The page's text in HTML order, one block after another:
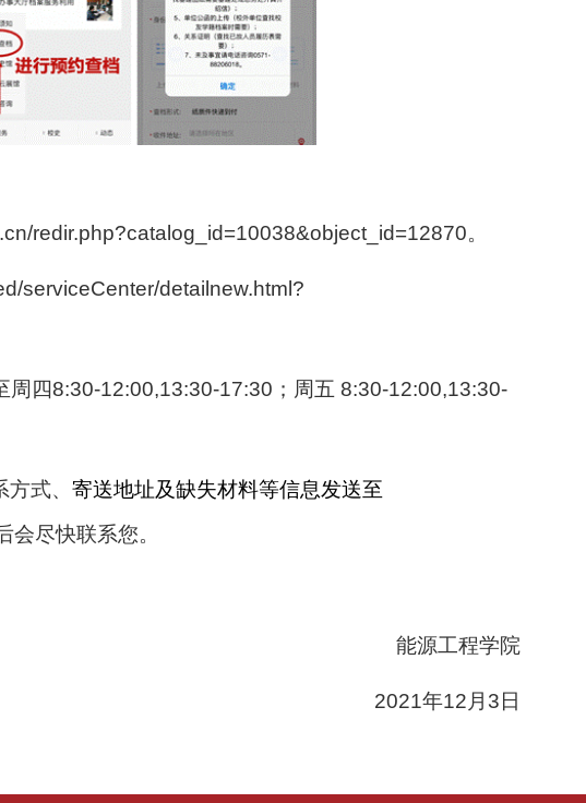
redir.php?catalog_id=10038&object_id=12870。
serviceCenter/detailnew.html?
四8:30-12:00,13:30-17:30；周五 8:30-12:00,13:30-
式、 寄送地址及缺失材料等信息发送至
会尽快联系您。
能源工程学院
2021年12 月 3 日